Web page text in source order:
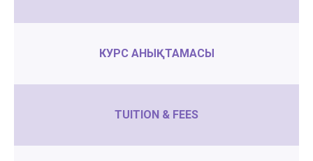
КУРС АНЫҚТАМАСЫ
TUITION & FEES